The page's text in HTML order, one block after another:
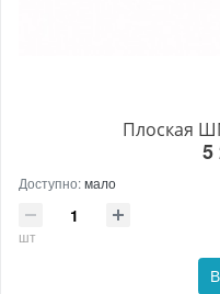
Плоская
5
Доступно:мало
шт